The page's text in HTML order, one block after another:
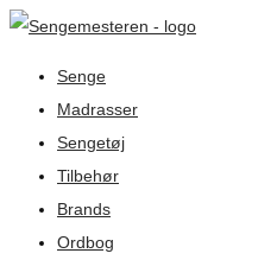
Senge
Madrasser
Sengetøj
Tilbehør
Brands
Ordbog